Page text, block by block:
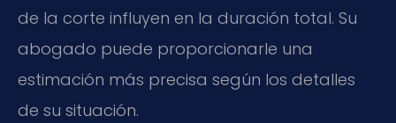
de la corte influyen en la duración total. Su
abogado puede proporcionarle una
estimación más precisa según los detalles
de su situación.